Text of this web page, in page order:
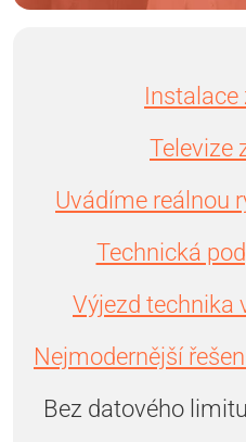
Instalace
Televize
Uvádíme reálnou
Technická
Výjezd technika
Nejmodernější
Bez datového